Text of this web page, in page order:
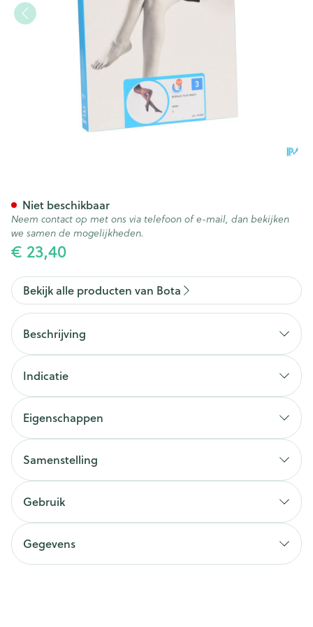
€ 23,40
Niet beschikbaar
Neem contact op met ons via telefoon of e-mail, dan bekijken
we samen de mogelijkheden.
Bekijk alle producten van Bota
Beschrijving
Indicatie
Eigenschappen
Samenstelling
Gebruik
Gegevens